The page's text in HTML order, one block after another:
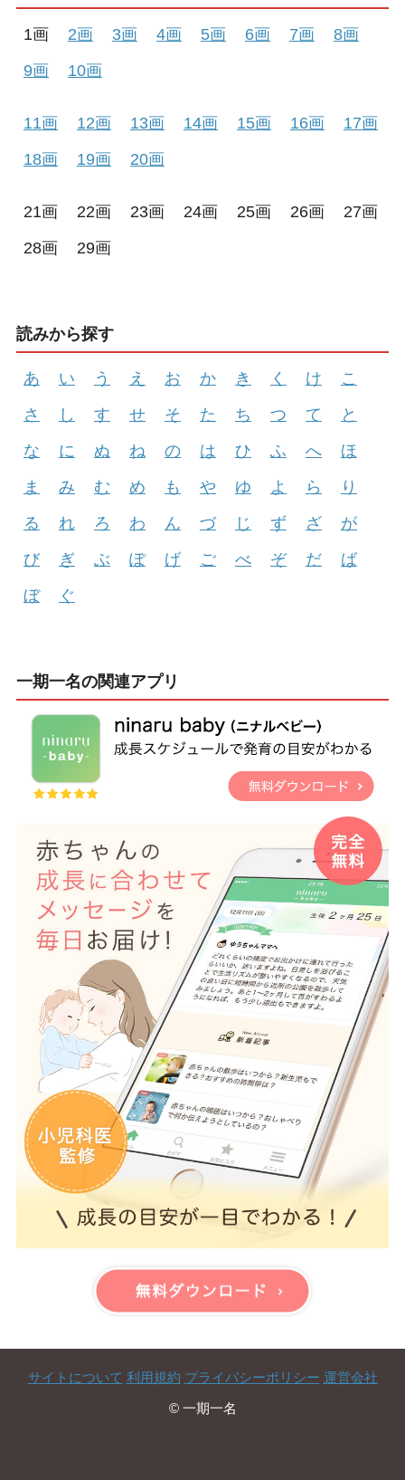
1画 2画 3画 4画 5画 6画 7画
8画
9画
10画
11画 12画 13画 14画 15画 16画
17画
18画
19画 20画
21画 22画 23画 24画 25画 26画
27画
28画
29画
読みから探す
あ い う え お か き く け
こ
さ
し す せ そ た ち つ て
と
な
に ぬ ね の は ひ ふ へ
ほ
ま
み む め も や ゆ よ ら
り
る
れ ろ わ ん づ じ ず ざ
が
び
ぎ ぶ ぽ げ ご べ ぞ だ
ば
ぼ
ぐ
一期一名の関連アプリ
サイトについて 利用規約 プライバシーポリシー 運営会社
© 一期一名